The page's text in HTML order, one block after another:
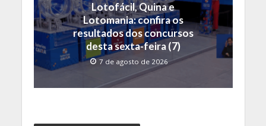
Lotofácil, Quina e
Lotomania: confira os
resultados dos concursos
desta sexta-feira (7)
7 de agosto de 2026